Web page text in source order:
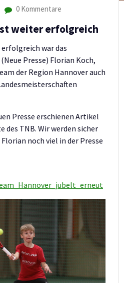
0 Kommentare
weiter erfolgreich
war das
Presse) Florian Koch,
der Region Hannover auch
Presse erschienen Artikel
des TNB. Wir werden sicher
noch viel in der Presse